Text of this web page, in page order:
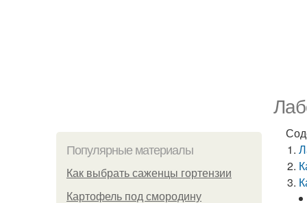
Популярные материалы
Как выбрать саженцы гортензии
Картофель под смородину